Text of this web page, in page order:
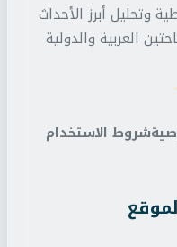
وتحليل أبرز الأحداث
العربية والدولية
شروط الاستخدام